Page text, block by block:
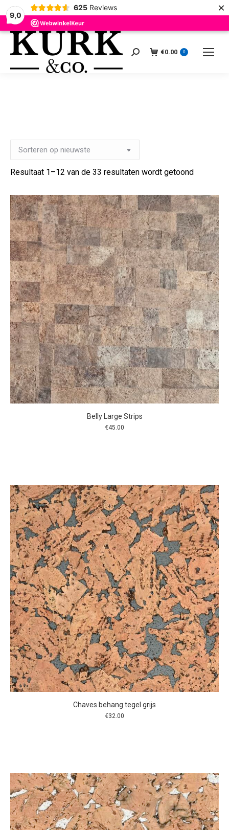
9,0
625 Reviews ×
Zoeken: €0.00 0
Resultaat 1–12 van de 33 resultaten wordt getoond
nieuwste
Belly Large Strips
€45.00
Chaves behang tegel grijs
€32.00